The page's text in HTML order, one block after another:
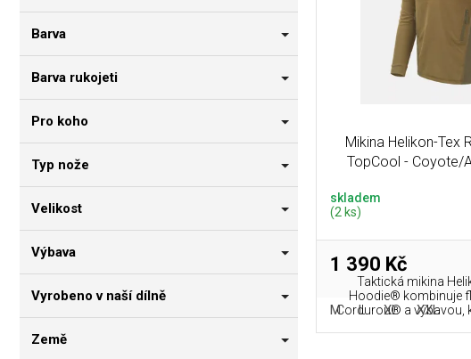
í
a
Barva
Barva rukojeti
Pro koho
Typ nože
Velikost
Výbava
Vyrobeno v naší dílně
Země
Mikina Helikon-Tex
TopCool - Coyote/
skladem
(2 ks)
1 390 Kč
Taktická mikina
Hoodie® kombinuje
Cordurou® a výbavou,
M L XL XXL